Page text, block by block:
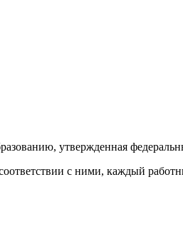
утвержденная
с ними, каждый